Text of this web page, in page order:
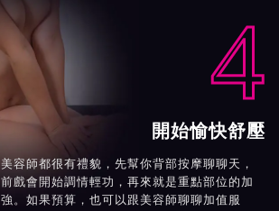
4
開始愉快舒壓
美容師都很有禮貌，先幫你背部按摩聊聊天，
前戲會開始調情輕功，再來就是重點部位的加
強。如果預算，也可以跟美容師聊聊加值服